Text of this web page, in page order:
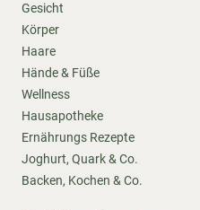
Gesicht
Körper
Haare
Hände & Füße
Wellness
Hausapotheke
Ernährungs Rezepte
Joghurt, Quark & Co.
Backen, Kochen & Co.